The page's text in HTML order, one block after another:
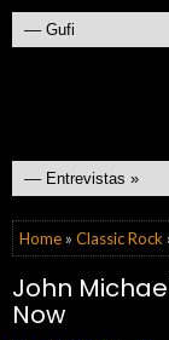
Home » Classic Rock
John
Now